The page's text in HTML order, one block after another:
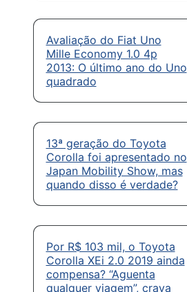
Avaliação do Fiat Uno
Mille Economy 1.0 4p
2013: O último ano do Uno
quadrado
13ª geração do Toyota
Corolla foi apresentado no
Japan Mobility Show, mas
quando disso é verdade?
Por R$ 103 mil, o Toyota
Corolla XEi 2.0 2019 ainda
compensa? “Aguenta
qualquer viagem”, crava